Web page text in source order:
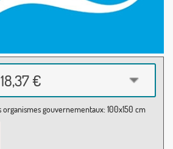
€
organismes gouvernementaux: 100x150 cm